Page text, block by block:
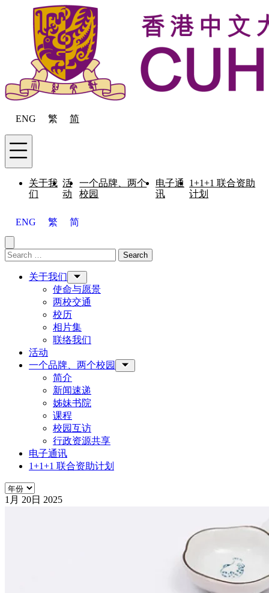
Skip to content
ENG 繁 简
Menu
关于我
们
活
动
一个品牌、两个
校园
电子通
讯
1+1+1 联合资助
计划
ENG 繁 简
Close menu
Search for: Search
关于我们
使命与愿景
两校交通
校历
相片集
联络我们
活动
一个品牌、两个校园
简介
新闻速递
姊妹书院
课程
校园互访
行政资源共享
电子通讯
1+1+1 联合资助计划
年份
1月 20日 2025